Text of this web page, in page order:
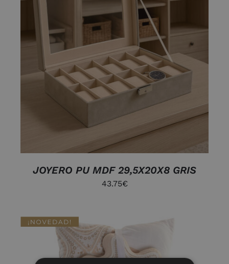
AÑADIR AL CARRITO
/
JOYERO PU MDF 29,5X20X8 GRIS
43.75€